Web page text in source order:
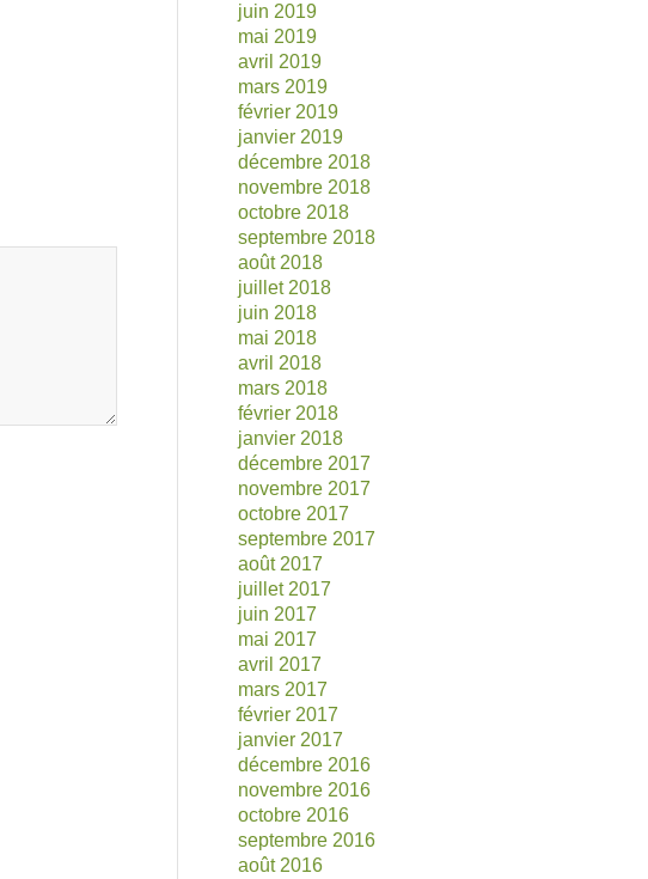
juin 2019
mai 2019
avril 2019
mars 2019
février 2019
janvier 2019
décembre 2018
novembre 2018
octobre 2018
septembre 2018
août 2018
juillet 2018
juin 2018
mai 2018
avril 2018
mars 2018
février 2018
janvier 2018
décembre 2017
novembre 2017
octobre 2017
septembre 2017
août 2017
juillet 2017
juin 2017
mai 2017
avril 2017
mars 2017
février 2017
janvier 2017
décembre 2016
novembre 2016
octobre 2016
septembre 2016
août 2016